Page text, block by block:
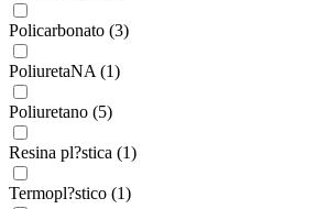
Policarbonato (3)
PoliuretaNA (1)
Poliuretano (5)
Resina pl?stica (1)
Termopl?stico (1)